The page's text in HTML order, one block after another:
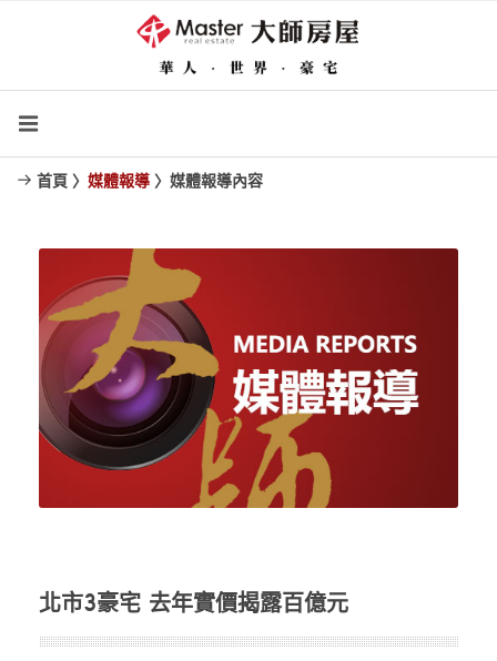
首頁 〉 媒體報導 〉媒體報導內容
北市3豪宅 去年實價揭露百億元